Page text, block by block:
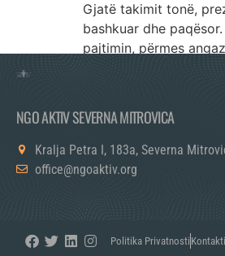
Gjatë takimit tonë,
bashkuar dhe
pajtimin, përmes
me shpresë dhe
NGO AKTIV SEVERNA MITROVICA
Kralja Petra I, 183a, Severna
office@ngoaktiv.org
Politika Privatnosti